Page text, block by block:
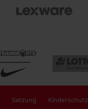
Satzung Kinderschutz